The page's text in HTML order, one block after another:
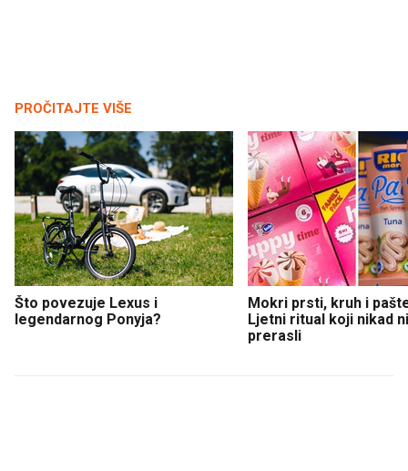
PROČITAJTE VIŠE
Što povezuje Lexus i
legendarnog Ponyja?
Mokri prsti, kruh i
Ljetni ritual koji nikad
prerasli